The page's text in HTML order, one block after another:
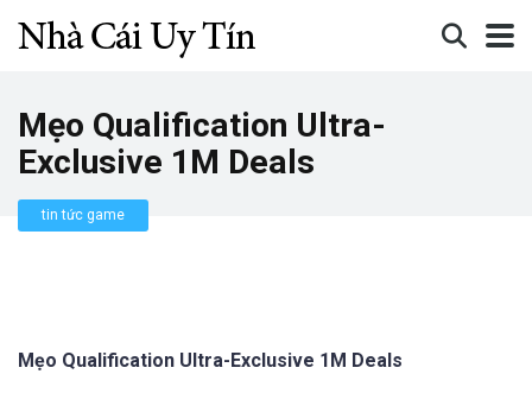
Mẹo Qualification Ultra-
Exclusive 1M Deals
tin tức game
Mẹo Qualification Ultra-Exclusive 1M Deals